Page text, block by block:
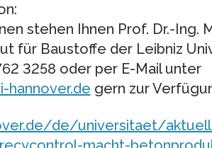
stehen Ihnen Prof. Dr.-Ing.
für Baustoffe der Leibniz
3258 oder per E-Mail unter
hannover.de gern zur
de/universitaet/